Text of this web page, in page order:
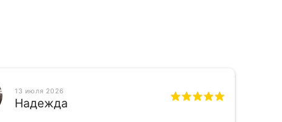
13 июля 2026
Надежда